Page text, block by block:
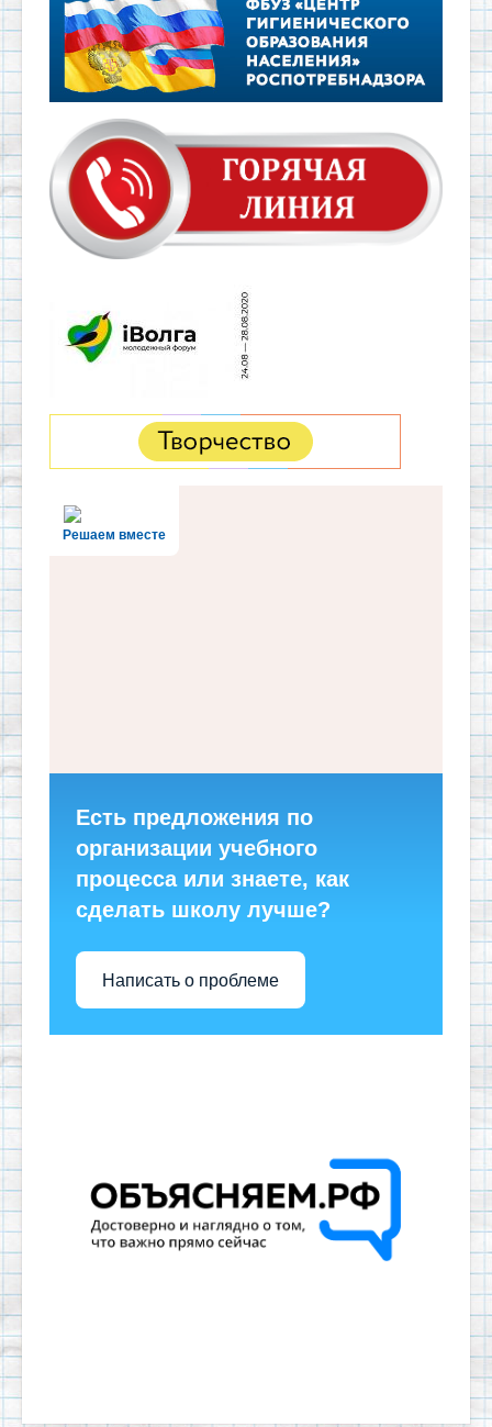
Решаем вместе
Есть предложения по
организации учебного
процесса или знаете, как
сделать школу лучше?
Написать о проблеме